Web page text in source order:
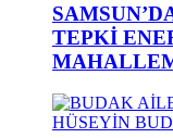
TEPKİ